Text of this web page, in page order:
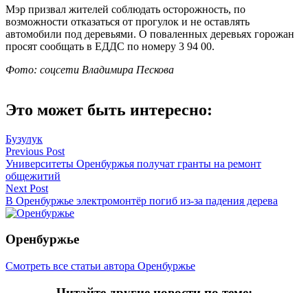
Мэр призвал жителей соблюдать осторожность, по
возможности отказаться от прогулок и не оставлять
автомобили под деревьями. О поваленных деревьях горожан
просят сообщать в ЕДДС по номеру 3 94 00.
Фото: соцсети Владимира Пескова
Это может быть интересно:
Бузулук
Навигация
по
записям
Previous Post
Университеты Оренбуржья получат гранты на ремонт
общежитий
Next Post
В Оренбуржье электромонтёр погиб из-за падения дерева
Оренбуржье
Смотреть все статьи автора Оренбуржье